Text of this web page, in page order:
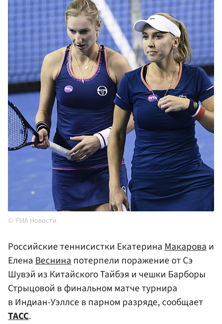
РИА Новости
Российские теннисистки ЕкатеринаМакароваи
ЕленаВеснинапотерпели поражение от Сэ
Шувэй из Китайского Тайбэя и чешки Барборы
Стрыцовой в финальном матче турнира
в Индиан-Уэллсе в парном разряде, сообщает
ТАСС.